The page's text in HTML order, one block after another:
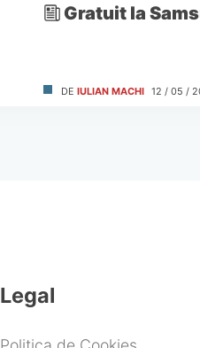
Gratuit la
DE IULIAN MACHI 12 / 05 /
Legal